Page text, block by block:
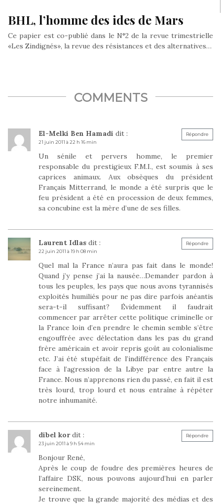
BHL, l’homme des ides de Mars
Ce papier est co-publié dans le N°2 de la revue trimestrielle
«Les Zindignés», la revue des résistances et des alternatives…
COMMENTS
El-Melki Ben Hamadi dit :
21 juin 2011 à 22 h 16 min
Un sénile et pervers homme, le premier
responsable du prestigieux F.M.I., est soumis à ses
caprices animaux. Aux obsèques du président
Français Mitterrand, le monde a été surpris que le
feu président a été en procession de deux femmes,
sa concubine est la mère d’une de ses filles.
Répondre
Laurent Idlas dit :
22 juin 2011 à 19 h 08 min
Quel mal la France n’aura pas fait dans le monde!
Quand j’y pense j’ai la nausée…Demander pardon à
tous les peuples, les pays que nous avons tyrannisés
exploités humiliés pour ne pas dire parfois anéantis
sera-t-il suffisant? Évidemment il faudrait
commencer par arrêter cette politique criminelle or
la France loin d’en prendre le chemin semble s’être
engouffrée avec délectation dans les pas du grand
frère américain et avoir repris goût au colonialisme
etc. J’ai été stupéfait de l’indifférence des Français
face à l’agression de la Libye par entre autre la
France. Nous n’apprenons rien du passé, en fait il est
très lourd, trop lourd et nous entraîne à répéter
notre inhumanité.
Répondre
dibel kor dit :
23 juin 2011 à 9 h 54 min
Bonjour René,
Après le coup de foudre des premières heures de
l’affaire DSK, nous pouvons aujourd’hui en parler
sereinement.
Je trouve que la grande majorité des médias et des
Répondre